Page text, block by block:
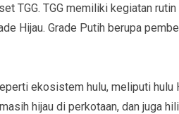
TGG. TGG memiliki kegiatan
Hijau. Grade Putih berupa
ekosistem hulu, meliputi hulu
hijau di perkotaan, dan juga